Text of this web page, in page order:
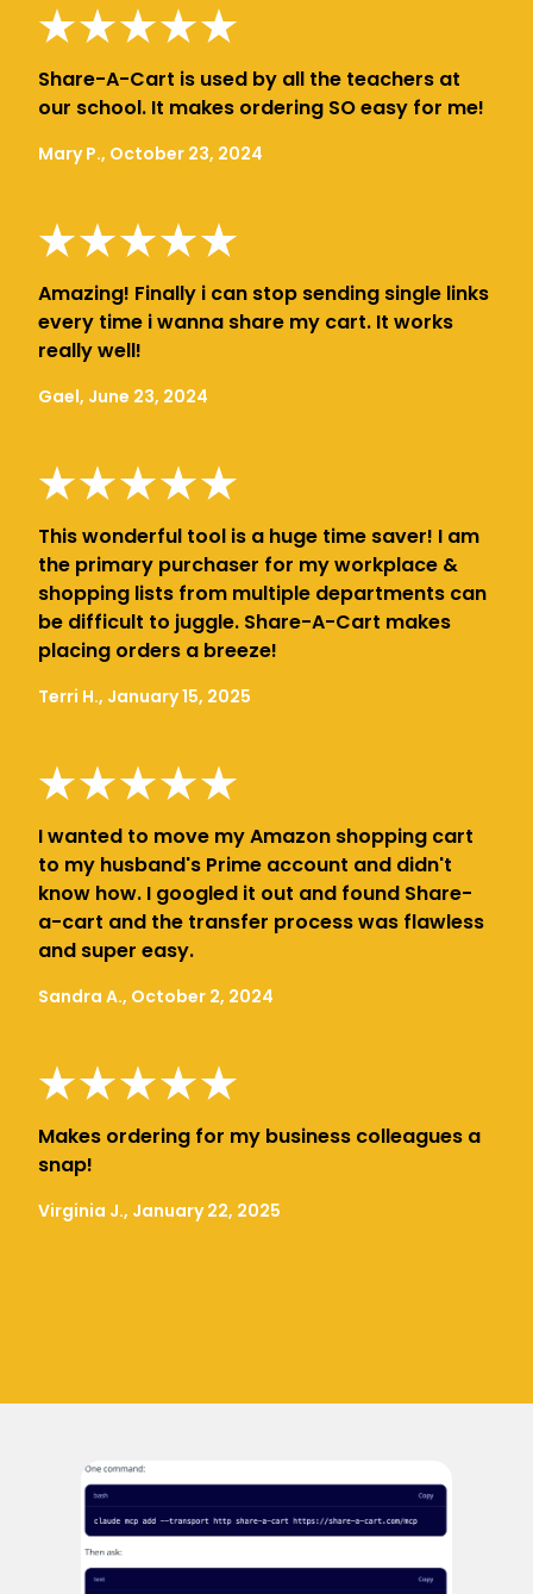
Share-A-Cart is used by all the teachers at
our school. It makes ordering SO easy for me!
Mary P., October 23, 2024
Amazing! Finally i can stop sending single links
every time i wanna share my cart. It works
really well!
Gael, June 23, 2024
This wonderful tool is a huge time saver! I am
the primary purchaser for my workplace &
shopping lists from multiple departments can
be difficult to juggle. Share-A-Cart makes
placing orders a breeze!
Terri H., January 15, 2025
I wanted to move my Amazon shopping cart
to my husband's Prime account and didn't
know how. I googled it out and found Share-
a-cart and the transfer process was flawless
and super easy.
Sandra A., October 2, 2024
Makes ordering for my business colleagues a
snap!
Virginia J., January 22, 2025